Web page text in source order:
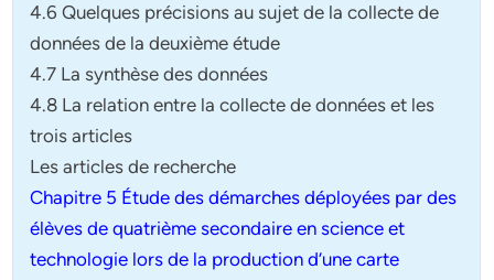
4.6 Quelques précisions au sujet de la collecte de
données de la deuxième étude
4.7 La synthèse des données
4.8 La relation entre la collecte de données et les
trois articles
Les articles de recherche
Chapitre 5 Étude des démarches déployées par des
élèves de quatrième secondaire en science et
technologie lors de la production d’une carte